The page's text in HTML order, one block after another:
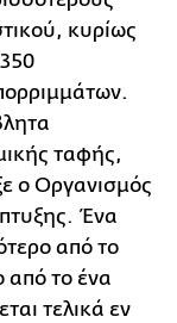
κυρίως
ταφής,
ο Οργανισμός
Ένα
από το
από το ένα
τελικά εν